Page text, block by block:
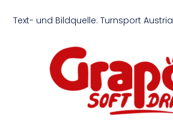
Text- und Bildquelle: Turnsport Austria